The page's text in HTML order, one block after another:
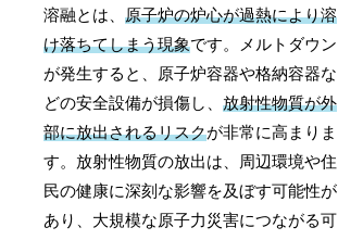
溶融とは、原子炉の炉心が過熱により溶
け落ちてしまう現象です。メルトダウン
が発生すると、原子炉容器や格納容器な
どの安全設備が損傷し、放射性物質が外
部に放出されるリスクが非常に高まりま
す。放射性物質の放出は、周辺環境や住
民の健康に深刻な影響を及ぼす可能性が
あり、大規模な原子力災害につながる可